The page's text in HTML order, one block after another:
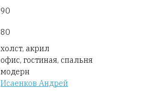
90
80
холст, акрил
офис, гостиная, спальня
модерн
Исаенков Андрей